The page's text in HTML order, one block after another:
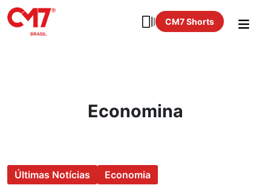
CM7 Shorts
Economina
Últimas Notícias Economia